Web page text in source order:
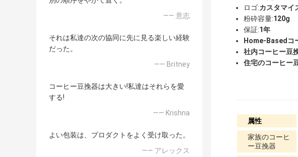
—— 意志
それは私達の次の協同に先に見る楽しい経験
だった。
—— Britney
コーヒー豆挽器は大きい!私達はそれらを愛
する!
—— Krishna
よい包装は、プロダクトをよく受け取った。
—— アレックス
ロゴ:カスタマイ
粉砕容量:120g
保証:1年
Home-Basedコ
社内コーヒー豆
住宅のコーヒー
属性
家族のコーヒ
ー豆挽器